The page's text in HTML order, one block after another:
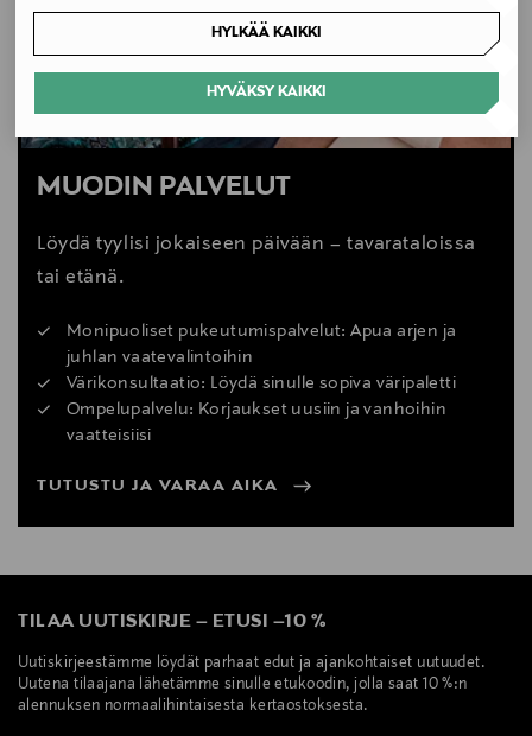
HYLKÄÄ KAIKKI
HYVÄKSY KAIKKI
2010 malli), Bee 3, Bee 5, Bee 6, Buffalo, Cameleon
(2007 malli), Cameleon 3, Cameleon 3 plus, Cameleon
3 plus (2020), Donkey, Lynx, Fox, Fox2, Fox 3, Fox 5,
Fox Cub, Donkey 2, Donkey 3, Donkey 5, Butterfly
Lisätietoja:
Väri: Fresh White
MUODIN PALVELUT
Löydä tyylisi jokaiseen päivään – tavarataloissa
tai etänä.
Monipuoliset pukeutumispalvelut: Apua arjen ja
juhlan vaatevalintoihin
Värikonsultaatio: Löydä sinulle sopiva väripaletti
Ompelupalvelu: Korjaukset uusiin ja vanhoihin
vaatteisiisi
TUTUSTU JA VARAA AIKA
TILAA UUTISKIRJE – ETUSI –10 %
Uutiskirjeestämme löydät parhaat edut ja ajankohtaiset uutuudet.
Uutena tilaajana lähetämme sinulle etukoodin, jolla saat 10 %:n
alennuksen normaalihintaisesta kertaostoksesta.